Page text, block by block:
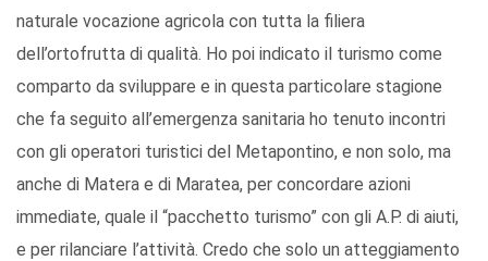
naturale vocazione agricola con tutta la filiera
dell’ortofrutta di qualità. Ho poi indicato il turismo come
comparto da sviluppare e in questa particolare stagione
che fa seguito all’emergenza sanitaria ho tenuto incontri
con gli operatori turistici del Metapontino, e non solo, ma
anche di Matera e di Maratea, per concordare azioni
immediate, quale il “pacchetto turismo” con gli A.P. di aiuti,
e per rilanciare l’attività. Credo che solo un atteggiamento